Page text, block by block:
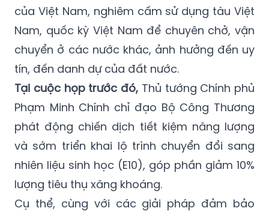
của Việt Nam, nghiêm cấm sử dụng tàu Việt
Nam, quốc kỳ Việt Nam để chuyên chở, vận
chuyển ở các nước khác, ảnh hưởng đến uy
tín, đến danh dự của đất nước.
Tại cuộc họp trước đó, Thủ tướng Chính phủ
Phạm Minh Chính chỉ đạo Bộ Công Thương
phát động chiến dịch tiết kiệm năng lượng
và sớm triển khai lộ trình chuyển đổi sang
nhiên liệu sinh học (E10), góp phần giảm 10%
lượng tiêu thụ xăng khoáng.
Cụ thể, cùng với các giải pháp đảm bảo